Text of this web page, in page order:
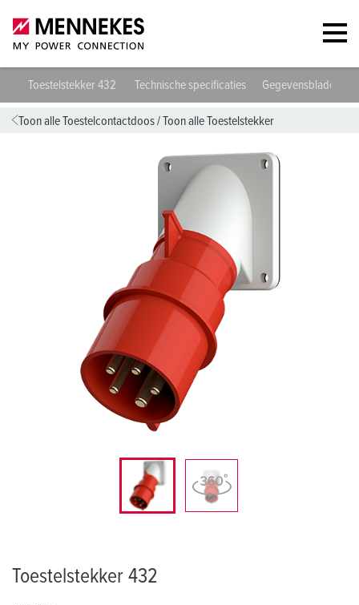
Toestelstekker 432 Technische specificaties Gegevensbladen &
Toon alle Toestelcontactdoos/Toon alle Toestelstekker
Toestelstekker 432